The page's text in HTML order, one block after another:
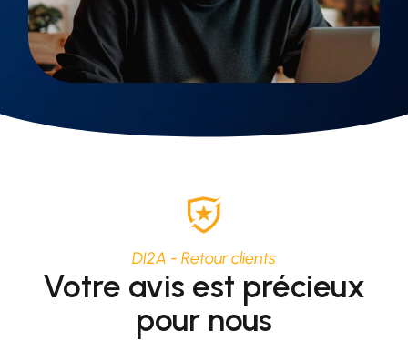
DI2A - Retour clients
Votre avis est précieux
pour nous